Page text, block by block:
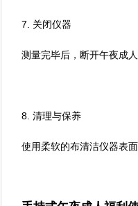
7. 关闭仪器
测量完毕后，断开午夜成
8. 清理与保养
使用柔软的布清洁仪器表面